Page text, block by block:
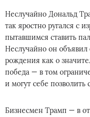
Неслучайно Дональд
так яростно ругался с
пытавшимся ставить
Неслучайно он
рождения как о
победа — в том
и могут себе позволить
Бизнесмен Трамп — в